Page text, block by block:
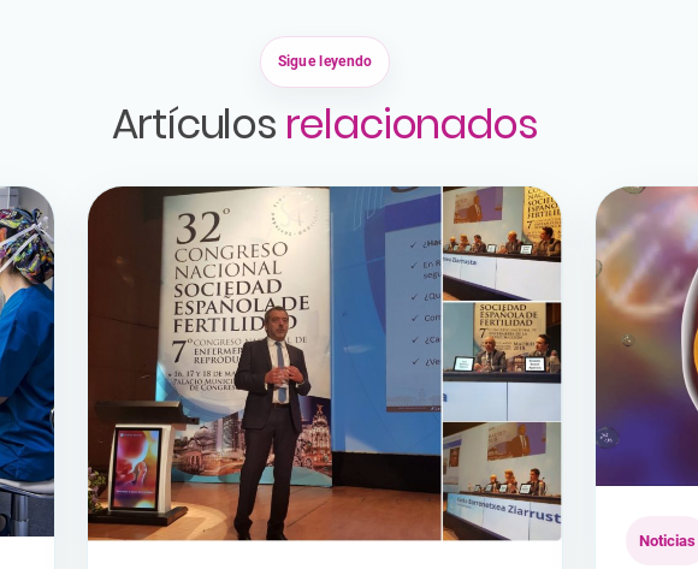
Sigue leyendo
Artículos relacionados
Noticias